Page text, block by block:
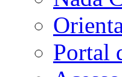
Portal